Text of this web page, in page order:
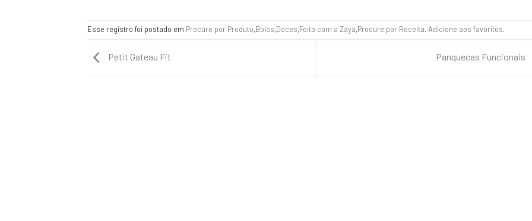
Esse registro foi postado em Procure por Produto,Bolos,Doces,Feito com a Zaya,Procure por Receita. Adicione aos favoritos.
Petit Gateau Fit Panquecas Funcionais